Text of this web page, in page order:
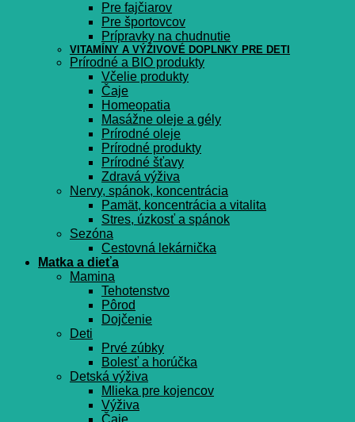
Pre fajčiarov
Pre športovcov
Prípravky na chudnutie
VITAMÍNY A VÝŽIVOVÉ DOPLNKY PRE DETI
Prírodné a BIO produkty
Včelie produkty
Čaje
Homeopatia
Masážne oleje a gély
Prírodné oleje
Prírodné produkty
Prírodné šťavy
Zdravá výživa
Nervy, spánok, koncentrácia
Pamät, koncentrácia a vitalita
Stres, úzkosť a spánok
Sezóna
Cestovná lekárnička
Matka a dieťa
Mamina
Tehotenstvo
Pôrod
Dojčenie
Deti
Prvé zúbky
Bolesť a horúčka
Detská výživa
Mlieka pre kojencov
Výživa